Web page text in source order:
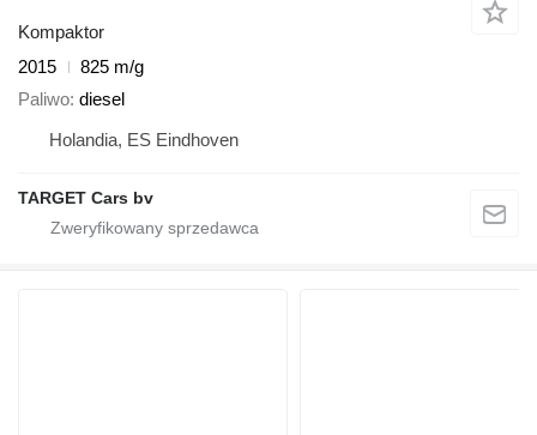
Kompaktor
2015
825 m/g
Paliwo diesel
Holandia, ES Eindhoven
TARGET Cars bv